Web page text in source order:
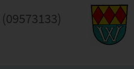
(09573133)